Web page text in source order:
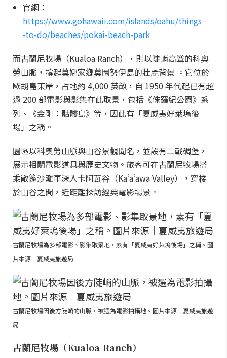
官網：
https://www.gohawaii.com/islands/oahu/things
-to-do/beaches/pokai-beach-park
而古蘭尼牧場（Kualoa Ranch），則以陡峭高聳的科奧
勞山脈，撐起莫娜家鄉莫圖努伊島的壯麗背景 。它位於
歐胡島東岸，占地約 4,000 英畝，自 1950 年代起已有超
過 200 部電影與影集在此取景，包括《侏羅紀公園》系
列、《金剛：骷髏島》等，因此有「夏威夷好萊塢後
場」之稱。
園區以科奧勞山脈與山谷景觀聞名，並設有二戰碉堡，
展示相關電影道具與歷史文物。旅客可在古蘭尼牧場搭
乘敞篷沙灘車深入卡阿瓦谷（Kaʻaʻawa Valley），穿梭
於山谷之間，近距離探訪經典電影場景。
古蘭尼牧場為多部電影、影集取景地，素有「夏威夷好萊塢後場」之稱。圖
片來源｜夏威夷旅遊局
古蘭尼牧場因後方陡峭的山脈，被選為電影拍攝地。圖片來源｜夏威夷旅遊
局
古蘭尼牧場（Kualoa Ranch）